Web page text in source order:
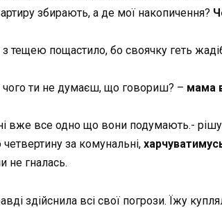
збирають, а де мої накопичення?
тещею пощастило, бо своячку геть
чого ти не думаєш, що говориш? – мама
вже все одно що вони подумають.-
за комунальні,
не гналась.
здійснила всі свої погрози. Їжу